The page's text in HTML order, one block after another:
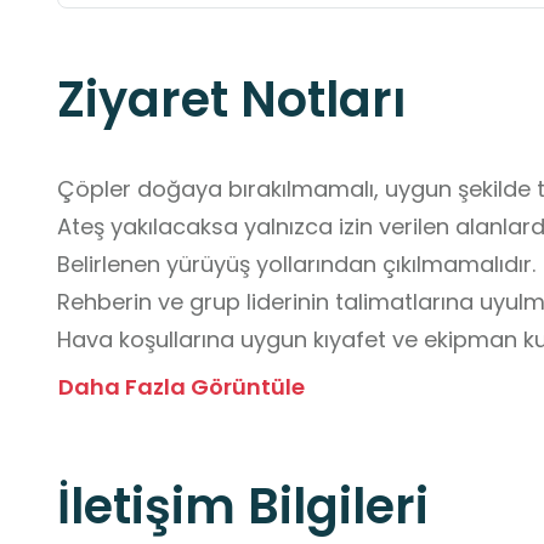
Ziyaret Notları
Çöpler doğaya bırakılmamalı, uygun şekilde
Ateş yakılacaksa yalnızca izin verilen
Belirlenen yürüyüş yollarından çıkılmamalıdır.
Rehberin ve grup liderinin talimatlarına
Hava koşullarına uygun kıyafet ve ekipman
Acil durumlar için gerekli önlemler (ilk yardım,
Daha Fazla Görüntüle
İletişim Bilgileri